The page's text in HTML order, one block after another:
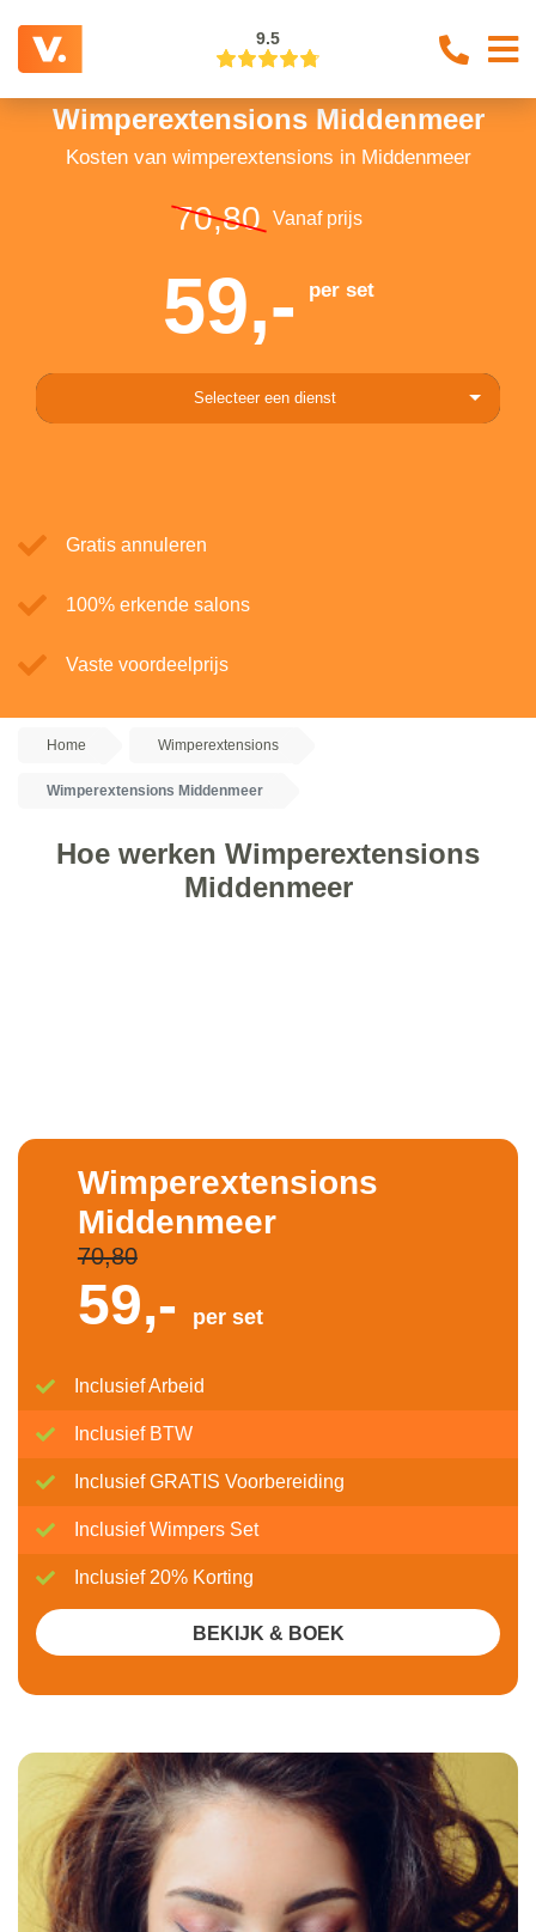
9.5
Wimperextensions Middenmeer
Kosten van wimperextensions in Middenmeer
70,80 Vanaf prijs
59,- per set
Selecteer een dienst
Gratis annuleren
100% erkende salons
Vaste voordeelprijs
Home Wimperextensions
Wimperextensions Middenmeer
Hoe werken Wimperextensions
Middenmeer
Wimperextensions
Middenmeer
70,80
59,- per set
Inclusief Arbeid
Inclusief BTW
Inclusief GRATIS Voorbereiding
Inclusief Wimpers Set
Inclusief 20% Korting
BEKIJK & BOEK